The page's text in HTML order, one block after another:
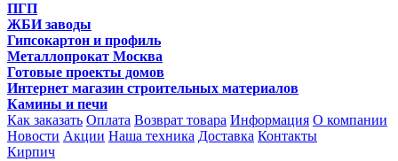
ПГП
ЖБИ заводы
Гипсокартон и профиль
Металлопрокат Москва
Готовые проекты домов
Интернет магазин строительных материалов
Камины и печи
Как заказать Оплата Возврат товара Информация О компании
Новости Акции Наша техника Доставка Контакты
Кирпич